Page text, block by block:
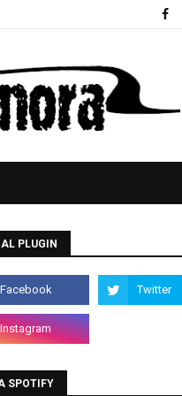
PLUGIN
SPOTIFY